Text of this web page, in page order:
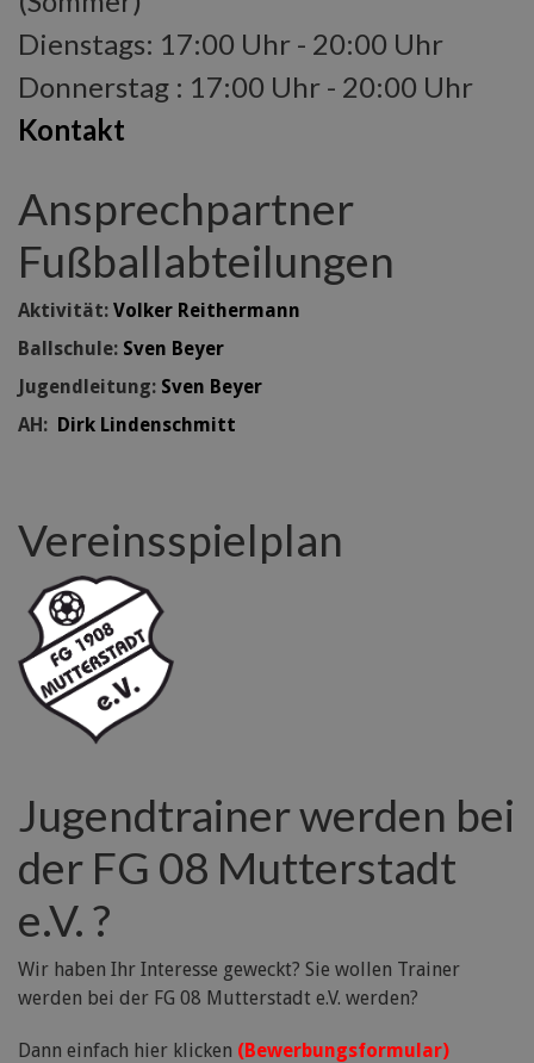
Dienstags: 17:00 Uhr - 20:00 Uhr
Donnerstag : 17:00 Uhr - 20:00 Uhr
Kontakt
Ansprechpartner
Fußballabteilungen
Aktivität: Volker Reithermann
Ballschule: Sven Beyer
Jugendleitung: Sven Beyer
AH: Dirk Lindenschmitt
Vereinsspielplan
Jugendtrainer werden bei
der FG 08 Mutterstadt
e.V. ?
Wir haben Ihr Interesse geweckt? Sie wollen Trainer
werden bei der FG 08 Mutterstadt e.V. werden?
Dann einfach hier klicken (Bewerbungsformular)